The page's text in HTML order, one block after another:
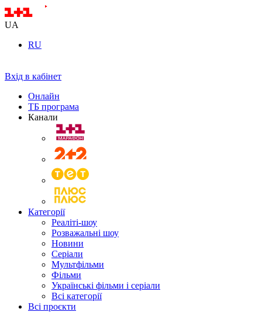
UA
RU
Вхід в кабінет
Онлайн
ТБ програма
Канали
Категорії
Реаліті-шоу
Розважальні шоу
Новини
Серіали
Мультфільми
Фільми
Українські фільми і серіали
Всі категорії
Всі проєкти